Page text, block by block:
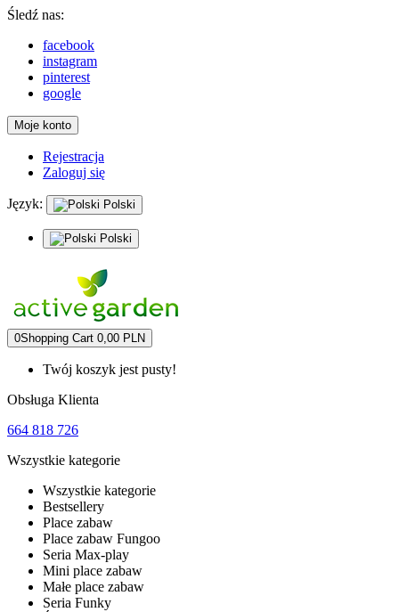
Śledź nas:
facebook
instagram
pinterest
google
Moje konto
Rejestracja
Zaloguj się
Język: Polski
Polski
0Shopping Cart 0,00 PLN
Twój koszyk jest pusty!
Obsługa Klienta
664 818 726
Wszystkie kategorie
Wszystkie kategorie
Bestsellery
Place zabaw
Place zabaw Fungoo
Seria Max-play
Mini place zabaw
Małe place zabaw
Seria Funky